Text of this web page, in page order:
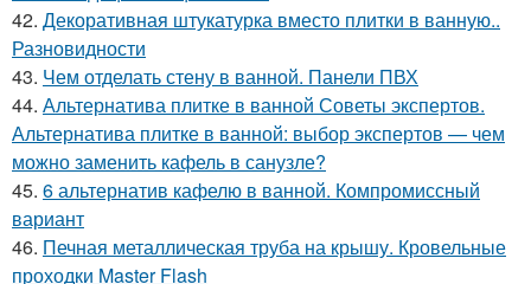
42. Декоративная штукатурка вместо плитки в ванную..
Разновидности
43. Чем отделать стену в ванной. Панели ПВХ
44. Альтернатива плитке в ванной Советы экспертов.
Альтернатива плитке в ванной: выбор экспертов — чем
можно заменить кафель в санузле?
45. 6 альтернатив кафелю в ванной. Компромиссный
вариант
46. Печная металлическая труба на крышу. Кровельные
проходки Master Flash